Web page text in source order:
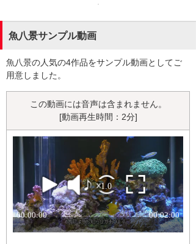
魚八景サンプル動画
魚八景の人気の4作品をサンプル動画としてご
用意しました。
この動画には音声は含まれません。
[動画再生時間：2分]